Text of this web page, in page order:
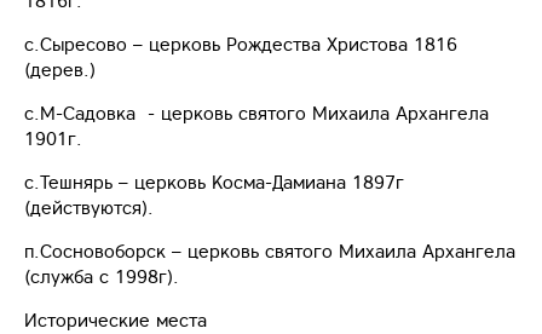
с.Сыресово – церковь Рождества Христова 1816
(дерев.)
с.М-Садовка - церковь святого Михаила Архангела
1901г.
с.Тешнярь – церковь Косма-Дамиана 1897г
(действуются).
п.Сосновоборск – церковь святого Михаила Архангела
(служба с 1998г).
Исторические места